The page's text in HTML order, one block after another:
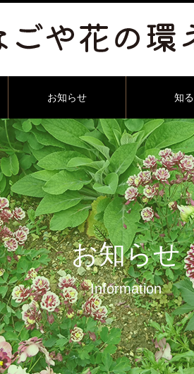
お知らせ 知る
お知らせ
Information